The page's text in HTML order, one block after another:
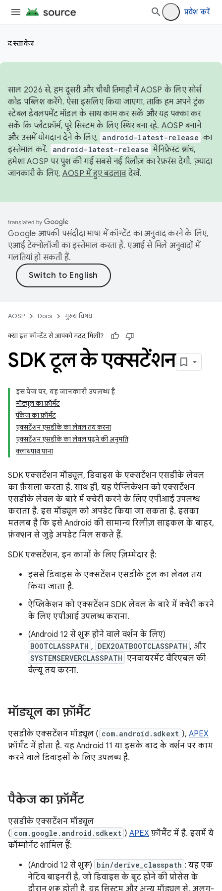
प्रवेश करें
दस्तावेज़
साल 2026 से, हम दूसरी और चौथी तिमाही में AOSP के लिए सोर्स
कोड पब्लिश करेंगे. ऐसा इसलिए किया जाएगा, ताकि हम अपने ट्रंक
स्टेबल डेवलपमेंट मॉडल के साथ काम कर सकें और यह पक्का कर
सकें कि प्लैटफ़ॉर्म, पूरे सिस्टम के लिए स्थिर बना रहे. AOSP बनाने
और उसमें योगदान देने के लिए, android-latest-release का
इस्तेमाल करें.
android-latest-release मेनिफ़ेस्ट ब्रांच,
हमेशा AOSP पर पुश की गई सबसे नई रिलीज़ का रेफ़रंस देगी. ज़्यादा
जानकारी के लिए, AOSP में हुए बदलावदेखें.
Google आपकी पसंदीदा भाषा में कॉन्टेंट का अनुवाद करने के लिए,
एआई टेक्नोलॉजी का इस्तेमाल करता है. एआई से मिले अनुवादों में
गलतियां हो सकती हैं.
AOSP Docs मुख्य विषय
क्या इस कॉन्टेंट से आपको मदद मिली?
SDK टूल के एक्सटेंशन
इस पेज पर, यह जानकारी उपलब्ध है
मॉड्यूल का फ़ॉर्मैट
पैकेज का फ़ॉर्मैट
एक्सटेंशन एसडीके का लेवल तय करना
एक्सटेंशन एसडीके का लेवल पढ़ने की अनुमति
क्लाथपाथ पाना
SDK एक्सटेंशन मॉड्यूल, डिवाइस के एक्सटेंशन एसडीके लेवल
का फ़ैसला करता है. साथ ही, यह ऐप्लिकेशन को एक्सटेंशन
एसडीके लेवल के बारे में क्वेरी करने के लिए एपीआई उपलब्ध
कराता है. इस मॉड्यूल को अपडेट किया जा सकता है. इसका
मतलब है कि इसे Android की सामान्य रिलीज़ साइकल के बाहर,
फ़ंक्शन से जुड़े अपडेट मिल सकते हैं.
SDK एक्सटेंशन, इन कामों के लिए ज़िम्मेदार है:
इससे डिवाइस के एक्सटेंशन एसडीके टूल का लेवल तय
किया जाता है.
ऐप्लिकेशन को एक्सटेंशन SDK लेवल के बारे में क्वेरी करने
के लिए एपीआई उपलब्ध कराना.
(Android 12 से शुरू होने वाले वर्शन के लिए)
BOOTCLASSPATH , DEX2OATBOOTCLASSPATH , और
SYSTEMSERVERCLASSPATH एनवायरमेंट वैरिएबल की
वैल्यू तय करना.
मॉड्यूल का फ़ॉर्मैट
एसडीके एक्सटेंशन मॉड्यूल ( com.android.sdkext ), APEX
फ़ॉर्मैट में होता है. यह Android 11 या इसके बाद के वर्शन पर काम
करने वाले डिवाइसों के लिए उपलब्ध है.
पैकेज का फ़ॉर्मैट
एसडीके एक्सटेंशन मॉड्यूल
( com.google.android.sdkext ) APEX फ़ॉर्मैट में है. इसमें ये
कॉम्पोनेंट शामिल हैं:
(Android 12 से शुरू) bin/derive_classpath : यह एक
नेटिव बाइनरी है, जो डिवाइस के बूट होने की प्रोसेस के
दौरान शुरू होती है. यह सिस्टम और अन्य मॉड्यूल से, अलग-